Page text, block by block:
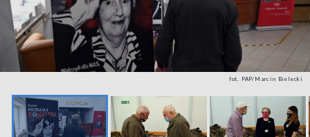
fot. PAP/Marcin Bielecki